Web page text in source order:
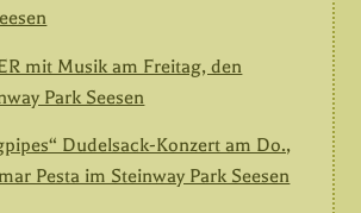
mit Musik am Freitag, den
Park Seesen
Dudelsack-Konzert am Do.,
Pesta im Steinway Park Seesen